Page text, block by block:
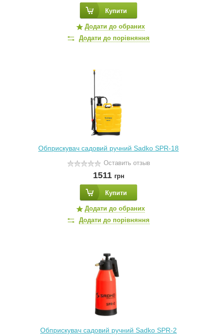
Купити
Додати до обраних
Додати до порівняння
Обприскувач садовий ручний Sadko SPR-18
Оставить отзыв
1511 грн
Купити
Додати до обраних
Додати до порівняння
Обприскувач садовий ручний Sadko SPR-2